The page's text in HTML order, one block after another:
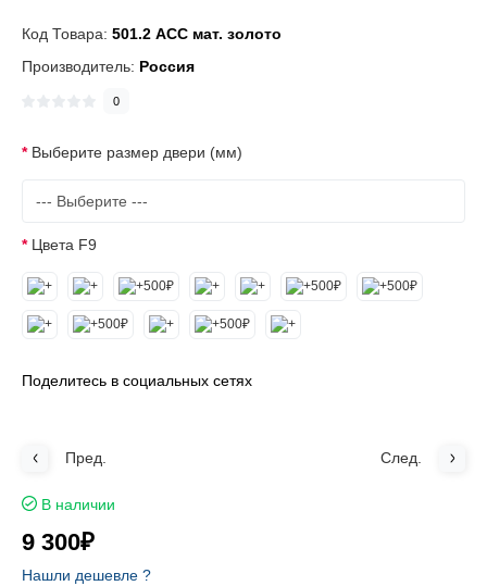
Код Товара: 501.2 АСС мат. золото
Производитель: Россия
0
Выберите размер двери (мм)
Цвета F9
Поделитесь в социальных сетях
Пред. След.
В наличии
9 300₽
Нашли дешевле ?